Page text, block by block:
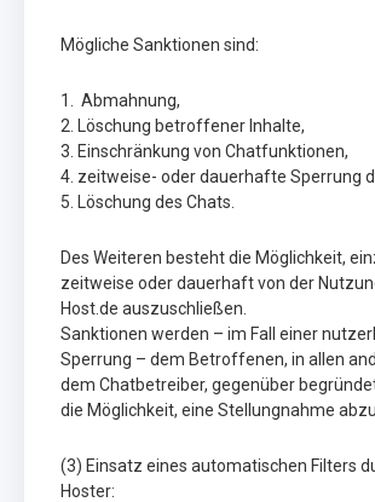
Mögliche Sanktionen sind:
1. Abmahnung,
2. Löschung betroffener Inhalte,
3. Einschränkung von Chatfunktionen,
4. zeitweise- oder dauerhafte Sperrung
5. Löschung des Chats.
Des Weiteren besteht die Möglichkeit,
zeitweise oder dauerhaft von der
Host.de auszuschließen.
Sanktionen werden – im Fall einer
Sperrung – dem Betroffenen, in allen
dem Chatbetreiber, gegenüber
die Möglichkeit, eine Stellungnahme
(3) Einsatz eines automatischen Filters
Hoster: